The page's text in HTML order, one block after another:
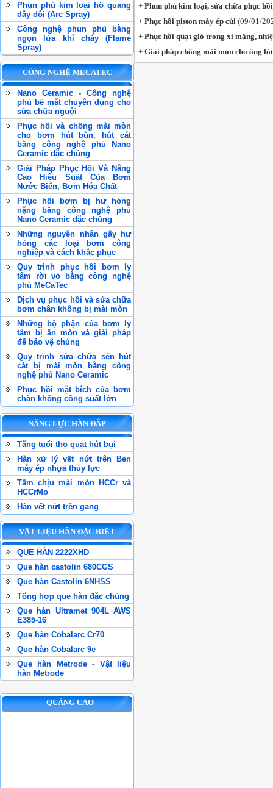
Phun phủ kim loại hồ quang
dây đôi (Arc Spray)
Công nghệ phun phủ bằng
ngọn lửa khí cháy (Flame
Spray)
CÔNG NGHỆ MECATEC
Nano Ceramic - Công nghệ
phủ bề mặt chuyên dụng cho
sửa chữa nguội
Phục hồi và chống mài mòn
cho bơm hút bùn, hút cát
bằng công nghệ phủ Nano
Ceramic đặc chủng
Giải Pháp Phục Hồi Và Nâng
Cao Hiệu Suất Của Bơm
Nước Biển, Bơm Hóa Chất
Phục hồi bơm bị hư hỏng
nặng bằng công nghệ phủ
Nano Ceramic đặc chủng
Những nguyên nhân gây hư
hỏng các loại bơm công
nghiệp và cách khắc phục
Quy trình phục hồi bơm ly
tâm rời vỏ bằng công nghệ
phủ MeCaTec
Dịch vụ phục hồi và sửa chữa
bơm chân không bị mài mòn
Những bộ phận của bơm ly
tâm bị ăn mòn và giải pháp
để bảo vệ chúng
Quy trình sửa chữa sên hút
cát bị mài mòn bằng công
nghệ phủ Nano Ceramic
Phục hồi mặt bích của bơm
chân không công suất lớn
NĂNG LỰC HÀN ĐẮP
Tăng tuổi thọ quạt hút bụi
Hàn xử lý vết nứt trên Ben
máy ép nhựa thủy lực
Tấm chịu mài mòn HCCr và
HCCrMo
Hàn vết nứt trên gang
VẬT LIỆU HÀN ĐẶC BIỆT
QUE HÀN 2222XHD
Que hàn castolin 680CGS
Que hàn Castolin 6NHSS
Tổng hợp que hàn đặc chủng
Que hàn Ultramet 904L AWS
E385-16
Que hàn Cobalarc Cr70
Que hàn Cobalarc 9e
Que hàn Metrode - Vật liệu
hàn Metrode
QUẢNG CÁO
+ Phun phủ kim loại, sửa chữa phục
+ Phục hồi piston máy ép củi (09/01/
+ Phục hồi quạt gió trong xi măng,
+ Giải pháp chống mài mòn cho ống